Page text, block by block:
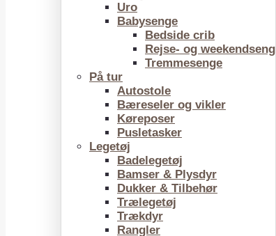
Uro
Babysenge
Bedside crib
Rejse- og weekendseng
Tremmesenge
På tur
Autostole
Bæreseler og vikler
Køreposer
Pusletasker
Legetøj
Badelegetøj
Bamser & Plysdyr
Dukker & Tilbehør
Trælegetøj
Trækdyr
Rangler